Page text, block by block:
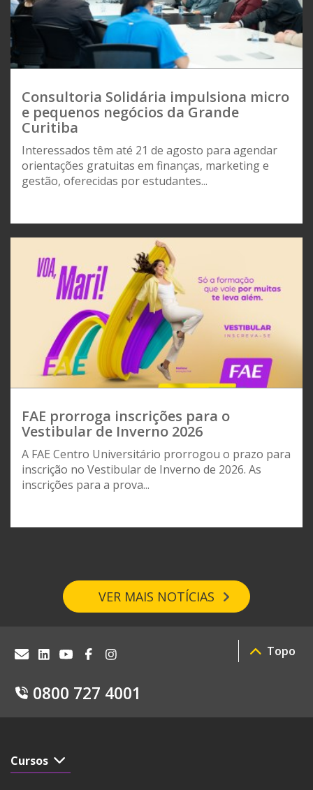
Consultoria Solidária impulsiona micro
e pequenos negócios da Grande
Curitiba
Interessados têm até 21 de agosto para agendar
orientações gratuitas em finanças, marketing e
gestão, oferecidas por estudantes...
FAE prorroga inscrições para o
Vestibular de Inverno 2026
A FAE Centro Universitário prorrogou o prazo para
inscrição no Vestibular de Inverno de 2026. As
inscrições para a prova...
VER MAIS NOTÍCIAS
0800 727 4001
Topo
Cursos